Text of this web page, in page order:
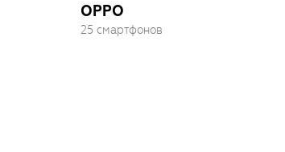
OPPO
25 смартфонов